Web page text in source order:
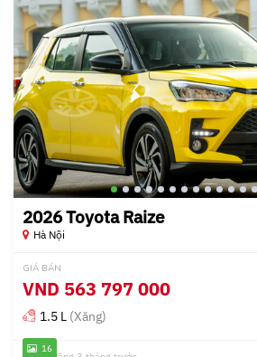
16
2026 Toyota Raize
Hà Nội
GIÁ BÁN
VND 563 797 000
1.5 L (Xăng)